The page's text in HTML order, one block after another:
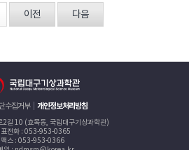
이전 다음
수집거부 개인정보처리방침
2길 10 (효목동, 국립대구기상과학관)
표전화 : 053-953-0365
팩스 : 053-953-0366